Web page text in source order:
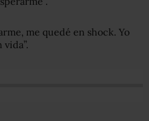
me quedé en shock. Yo